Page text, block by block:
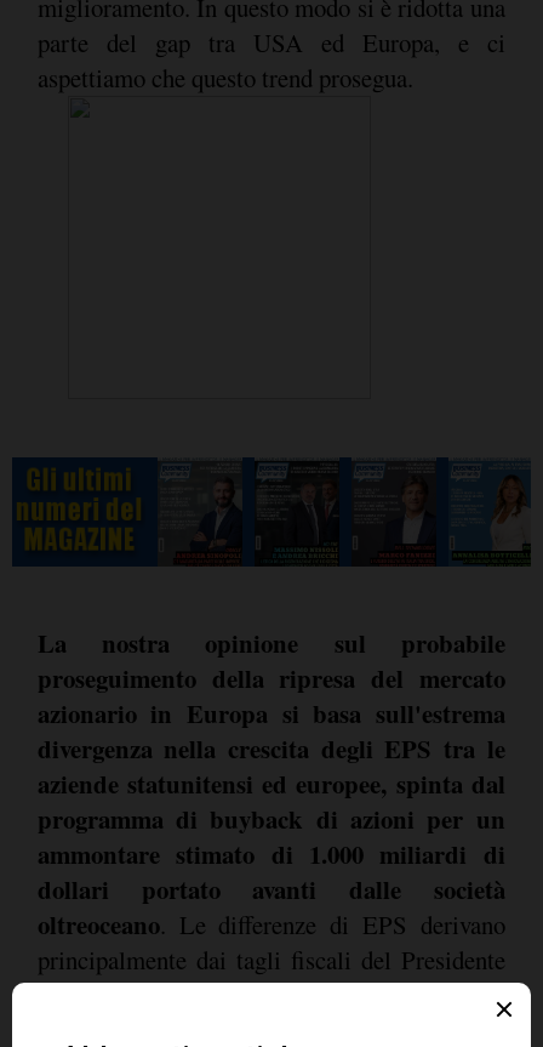
miglioramento. In questo modo si è ridotta una
parte del gap tra USA ed Europa, e ci
aspettiamo che questo trend prosegua.
La nostra opinione sul probabile
proseguimento della ripresa del mercato
azionario in Europa si basa sull'estrema
divergenza nella crescita degli EPS tra le
aziende statunitensi ed europee, spinta dal
programma di buyback di azioni per un
ammontare stimato di 1.000 miliardi di
dollari portato avanti dalle società
oltreoceano. Le differenze di EPS derivano
principalmente dai tagli fiscali del Presidente
Trump e dai riacquisti, a cui si deve in ultima